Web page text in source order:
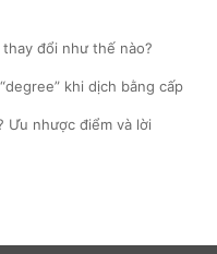
đổi như thế nào?
khi dịch bằng cấp
Ưu nhược điểm và lời